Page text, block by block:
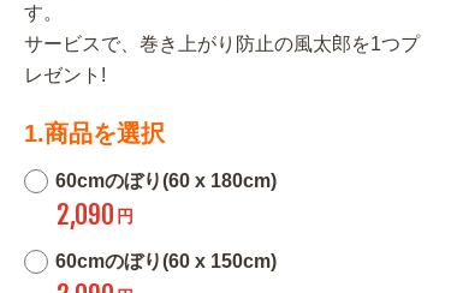
す。
サービスで、巻き上がり防止の風太郎を1つプ
レゼント!
1.商品を選択
60cmのぼり(60 x 180cm)
2,090 円
60cmのぼり(60 x 150cm)